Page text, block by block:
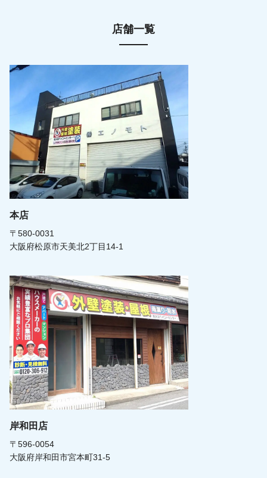
店舗一覧
本店
〒580-0031
大阪府松原市天美北2丁目14-1
岸和田店
〒596-0054
大阪府岸和田市宮本町31-5